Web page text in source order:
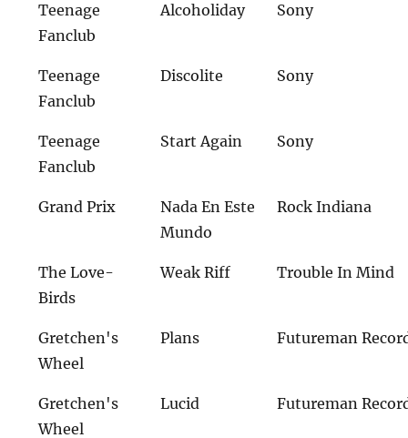
Teenage
Fanclub
Alcoholiday Sony
Teenage
Fanclub
Discolite Sony
Teenage
Fanclub
Start Again Sony
Grand Prix
Nada En Este
Mundo
Rock Indiana
The Love-
Birds
Weak Riff Trouble In Mind
Gretchen's
Wheel
Plans Futureman
Gretchen's
Wheel
Lucid Futureman